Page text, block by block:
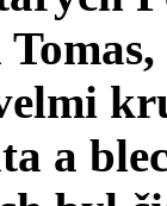
a